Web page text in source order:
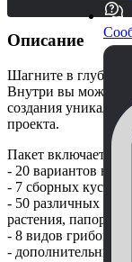
Описание
Шагните в
Внутри вы можете
создания
проекта.
Пакет включает в
- 20 вариантов
- 7 сборных
- 50 различных
растения,
- 8 видов грибов
- дополнительные